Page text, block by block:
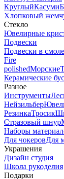
КруглыйКасуми
Хлопковый
Стекло
Ювелирные
Подвески
Подвески в смоле
Fire
polishedМорские
Керамические
Разное
Инструменты
Нейзильбер
РезинкаТросик
Стразовый шнур
Наборы
Для чокеровДля
Украшения
Дизайн студия
Школа рукоделия
Подарки